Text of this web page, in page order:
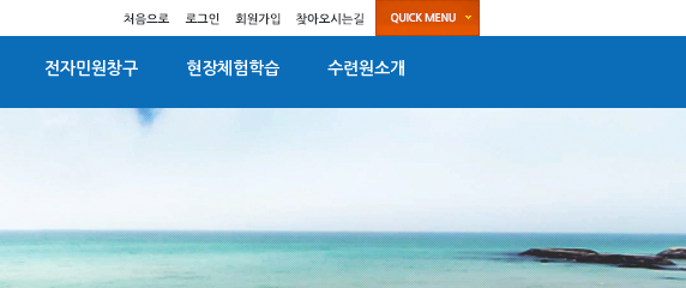
전자민원창구 현장체험학습 수련원소개